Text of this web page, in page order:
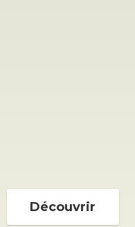
Découvrir